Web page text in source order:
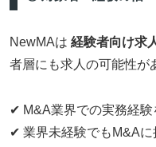
NewMAは 経験者向け求
者層にも求人の可能性が
✔ M&A業界での実務経験
✔ 業界未経験でもM&A